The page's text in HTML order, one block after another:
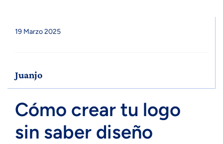
19 Marzo 2025
Juanjo
Cómo crear tu logo
sin saber diseño